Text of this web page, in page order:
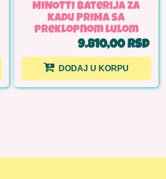
MINOTTI Baterija za
kadu PRIMA sa
preklopnom lulom
9.810,00 RSD
DODAJ U KORPU